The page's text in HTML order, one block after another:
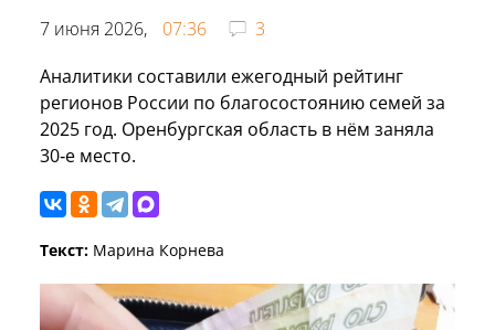
7 июня 2026, 07:36
3
Аналитики составили ежегодный рейтинг
регионов России по благосостоянию семей за
2025 год. Оренбургская область в нём заняла
30‑е место.
Текст: Марина Корнева